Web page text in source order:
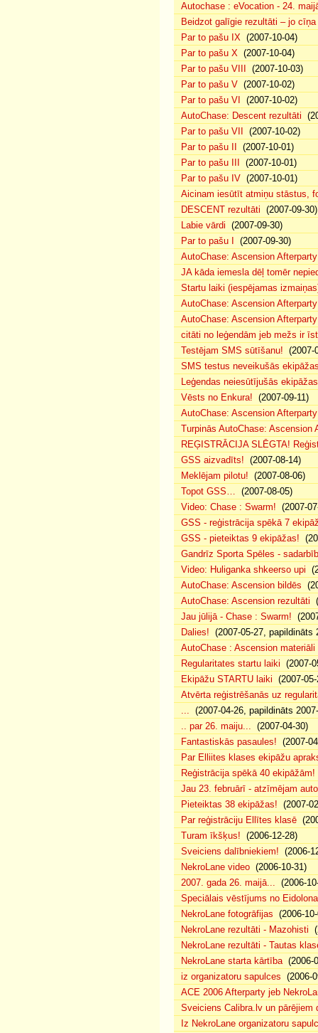
Autochase : eVocation - 24.
Beidzot galīgie rezultāti – jo
Par to pašu IX (2007-10-04)
Par to pašu X (2007-10-04)
Par to pašu VIII
(2007-10-03)
Par to pašu V (2007-10-02)
Par to pašu VI
(2007-10-02)
AutoChase: Descent rezultāti
Par to pašu VII
(2007-10-02)
Par to pašu II
(2007-10-01)
Par to pašu III
(2007-10-01)
Par to pašu IV (2007-10-01)
Aicinam iesūtīt atmiņu stāstus,
DESCENT rezultāti (2007-09-30)
Labie vārdi (2007-09-30)
Par to pašu I
(2007-09-30)
AutoChase: Ascension
JA kāda iemesla dēļ tomēr
Startu laiki (iespējamas
AutoChase: Ascension
AutoChase: Ascension
citāti no leģendām jeb mežs ir
Testējam SMS sūtīšanu! (2007-
SMS testus neveikušās
Leģendas neiesūtījušās ekipāžas
Vēsts no Enkura! (2007-09-11)
AutoChase: Ascension
Turpinās AutoChase: Ascension
REĢISTRĀCIJA SLĒGTA!
GSS aizvadīts! (2007-08-14)
Meklējam pilotu! (2007-08-06)
Topot GSS… (2007-08-05)
Video: Chase : Swarm! (2007-
GSS - reģistrācija spēkā 7
GSS - pieteiktas 9 ekipāžas!
Gandrīz Sporta Spēles -
Video: Huliganka shkeerso upi
AutoChase: Ascension bildēs
AutoChase: Ascension rezultāti
Jau jūlijā - Chase : Swarm!
Dalies! (2007-05-27, papildināts
AutoChase : Ascension materiāli
Regularitates startu laiki (2007-
Ekipāžu STARTU laiki (2007-
Atvērta reģistrēšanās uz
... (2007-04-26, papildināts
.. par 26. maiju... (2007-04-30)
Fantastiskās pasaules! (2007-
Par Elliites klases ekipāžu
Reģistrācija spēkā 40 ekipāžām!
Jau 23. februārī - atzīmējam
Pieteiktas 38 ekipāžas! (2007-
Par reģistrāciju Ellītes klasē
Turam īkšķus! (2006-12-28)
Sveiciens dalībniekiem! (2006-
NekroLane video (2006-10-31)
2007. gada 26. maijā... (2006-
Speciālais vēstījums no Eidolona
NekroLane fotogrāfijas (2006-
NekroLane rezultāti - Mazohisti
NekroLane rezultāti - Tautas
NekroLane starta kārtība(2006-
iz organizatoru sapulces (2006-
ACE 2006 Afterparty jeb
Sveiciens Calibra.lv un pārējiem
Iz NekroLane organizatoru